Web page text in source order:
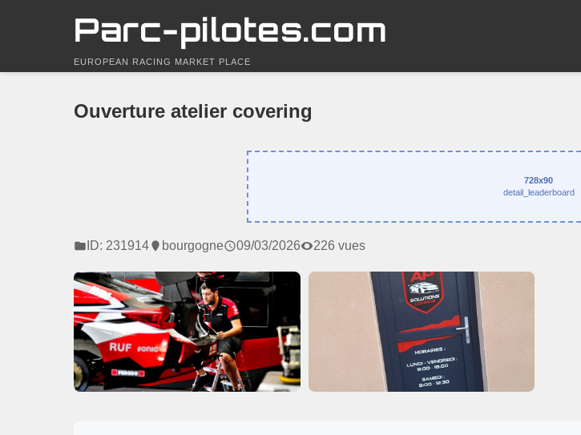
Parc-pilotes.com
EUROPEAN RACING MARKET PLACE
Ouverture atelier covering
728x90
detail_leaderboard
ID: 231914 bourgogne 09/03/2026 226 vues